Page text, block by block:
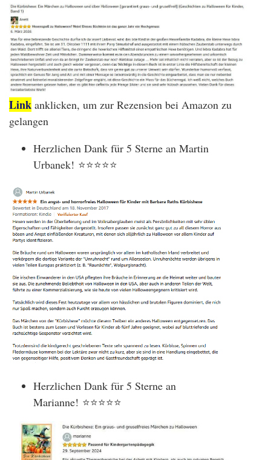
Link anklicken, um zur Rezension bei Amazon zu
gelangen
Herzlichen Dank für 5 Sterne an Martin
Urbanek! ⭐⭐⭐⭐⭐
Herzlichen Dank für 5 Sterne an
Marianne! ⭐⭐⭐⭐⭐